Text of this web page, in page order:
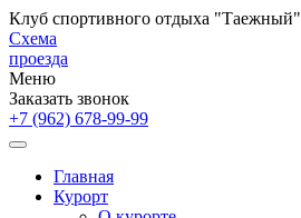
Клуб спортивного отдыха "Таежный"
Схема
проезда
Меню
Заказать звонок
+7 (962) 678-99-99
Главная
Курорт